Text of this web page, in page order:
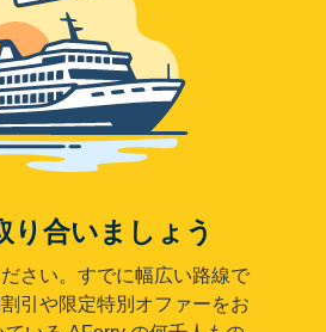
り合いましょう
さい。すでに幅広い路線で
引や限定特別オファーをお